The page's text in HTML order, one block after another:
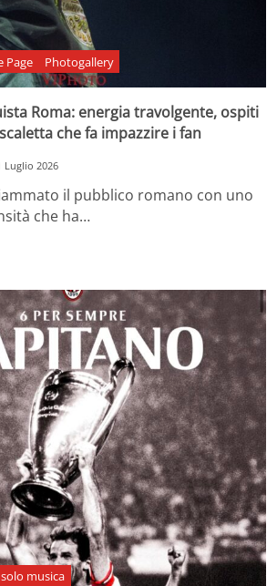
Page Photogallery
Roma: energia travolgente, ospiti
che fa impazzire i fan
Luglio 2026
il pubblico romano con uno
che ha…
musica